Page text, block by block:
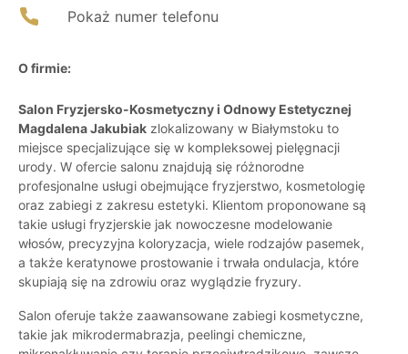
Pokaż numer telefonu
O firmie:
Salon Fryzjersko-Kosmetyczny i Odnowy Estetycznej
Magdalena Jakubiak zlokalizowany w Białymstoku to
miejsce specjalizujące się w kompleksowej pielęgnacji
urody. W ofercie salonu znajdują się różnorodne
profesjonalne usługi obejmujące fryzjerstwo, kosmetologię
oraz zabiegi z zakresu estetyki. Klientom proponowane są
takie usługi fryzjerskie jak nowoczesne modelowanie
włosów, precyzyjna koloryzacja, wiele rodzajów pasemek,
a także keratynowe prostowanie i trwała ondulacja, które
skupiają się na zdrowiu oraz wyglądzie fryzury.
Salon oferuje także zaawansowane zabiegi kosmetyczne,
takie jak mikrodermabrazja, peelingi chemiczne,